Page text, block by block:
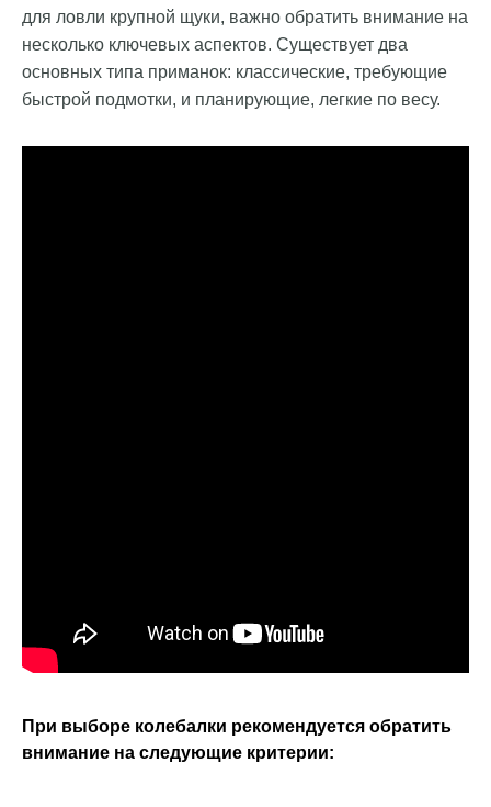
для ловли крупной щуки, важно обратить внимание на
несколько ключевых аспектов. Существует два
основных типа приманок: классические, требующие
быстрой подмотки, и планирующие, легкие по весу.
При выборе колебалки рекомендуется обратить
внимание на следующие критерии: